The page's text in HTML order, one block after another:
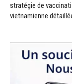
stratégie de
vietnamienne